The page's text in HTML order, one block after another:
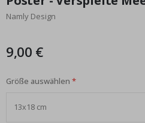
der
Bildgalerie
Namly Design
9,00 €
Größe auswählen